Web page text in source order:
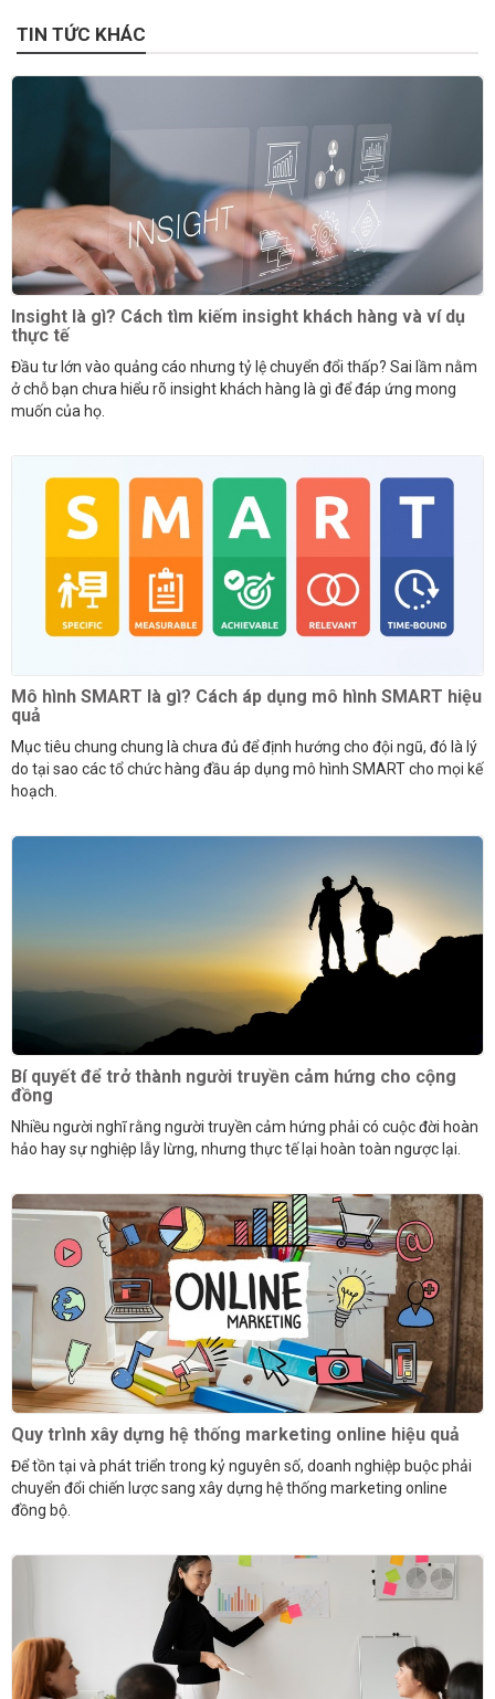
TIN TỨC KHÁC
Insight là gì? Cách tìm kiếm insight khách hàng và ví dụ
thực tế
Đầu tư lớn vào quảng cáo nhưng tỷ lệ chuyển đổi thấp? Sai lầm nằm
ở chỗ bạn chưa hiểu rõ insight khách hàng là gì để đáp ứng mong
muốn của họ.
Mô hình SMART là gì? Cách áp dụng mô hình SMART hiệu
quả
Mục tiêu chung chung là chưa đủ để định hướng cho đội ngũ, đó là lý
do tại sao các tổ chức hàng đầu áp dụng mô hình SMART cho mọi kế
hoạch.
Bí quyết để trở thành người truyền cảm hứng cho cộng
đồng
Nhiều người nghĩ rằng người truyền cảm hứng phải có cuộc đời hoàn
hảo hay sự nghiệp lẫy lừng, nhưng thực tế lại hoàn toàn ngược lại.
Quy trình xây dựng hệ thống marketing online hiệu quả
Để tồn tại và phát triển trong kỷ nguyên số, doanh nghiệp buộc phải
chuyển đổi chiến lược sang xây dựng hệ thống marketing online
đồng bộ.